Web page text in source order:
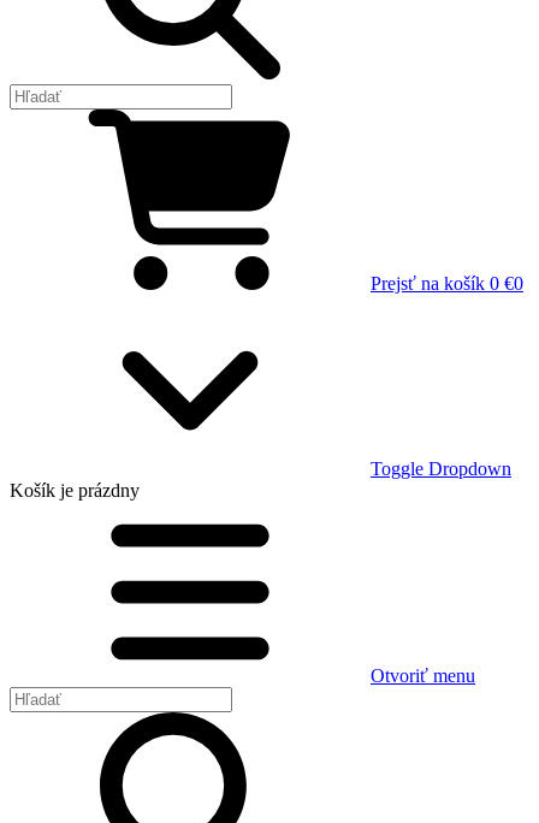
Prejsť na košík 0 €0
Toggle Dropdown
Košík je prázdny
Otvoriť menu